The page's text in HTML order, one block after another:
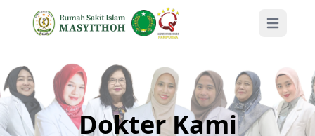
Open
Dokter Kami